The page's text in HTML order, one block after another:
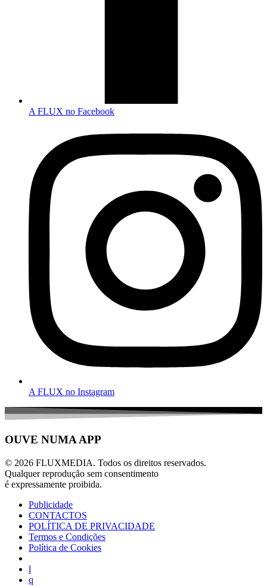
A FLUX no Facebook
A FLUX no Instagram
OUVE NUMA APP
© 2026 FLUXMEDIA. Todos os direitos reservados.
Qualquer reprodução sem consentimento
é expressamente proibida.
Publicidade
CONTACTOS
POLÍTICA DE PRIVACIDADE
Termos e Condições
Política de Cookies